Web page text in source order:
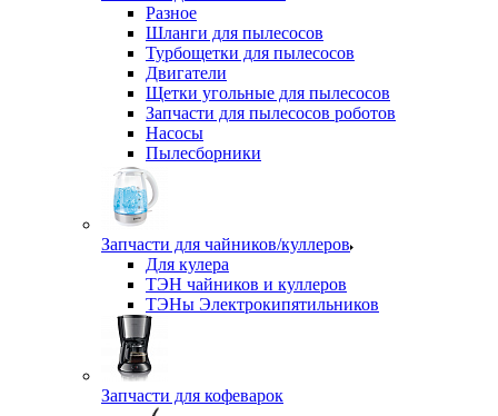
Разное
Шланги для пылесосов
Турбощетки для пылесосов
Двигатели
Щетки угольные для пылесосов
Запчасти для пылесосов роботов
Насосы
Пылесборники
Запчасти для чайников/куллеров
Для кулера
ТЭН чайников и куллеров
ТЭНы Электрокипятильников
Запчасти для кофеварок